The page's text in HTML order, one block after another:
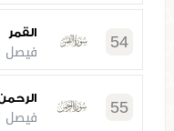
54 القمر
فيصل
55 فيصل